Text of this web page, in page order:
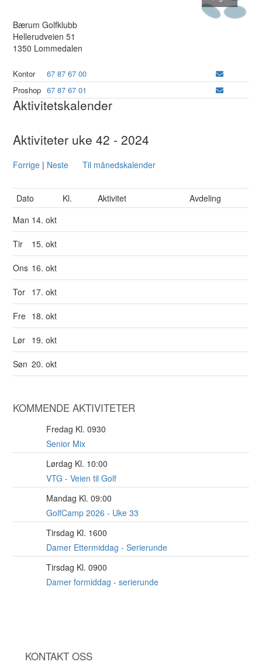
Bærum Golfklubb
Hellerudveien 51
1350 Lommedalen
Kontor
67 87 67 00
Proshop 67 87 67 01
Aktivitetskalender
Aktiviteter uke 42 - 2024
Forrige | Neste Til månedskalender
Dato Kl. Aktivitet
Avdeling
Man 14. okt
Tir 15. okt
Ons 16. okt
Tor 17. okt
Fre 18. okt
Lør 19. okt
Søn 20. okt
KOMMENDE AKTIVITETER
Fredag Kl. 0930
Senior Mix
Lørdag Kl. 10:00
VTG - Veien til Golf
Mandag Kl. 09:00
GolfCamp 2026 - Uke 33
Tirsdag Kl. 1600
Damer Ettermiddag - Serierunde
Tirsdag Kl. 0900
Damer formiddag - serierunde
KONTAKT OSS